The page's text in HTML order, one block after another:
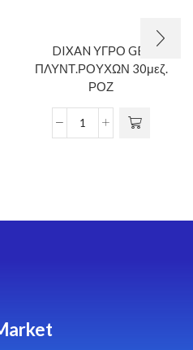
DIXAN ΥΓΡΟ GEL
ΠΛΥΝΤ.ΡΟΥΧΩΝ 30μεζ.
ΡΟΖ